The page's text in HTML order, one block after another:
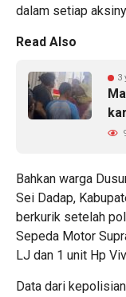
dalam setiap
Read Also
3
Bahkan warga
Sei Dadap,
berkurik setelah
Sepeda Motor
LJ dan 1 unit Hp
Data dari